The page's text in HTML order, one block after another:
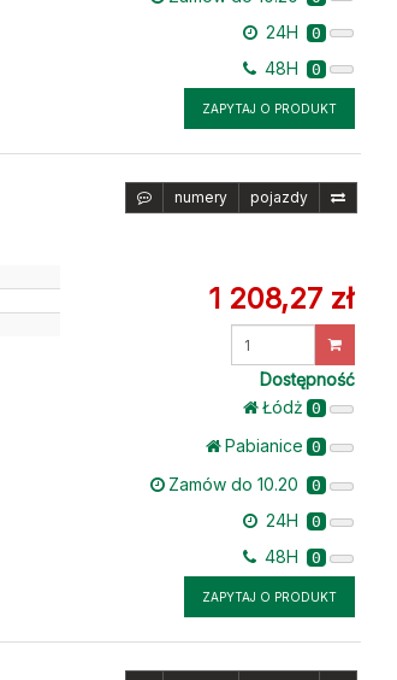
24H 0
48H 0
ZAPYTAJ O PRODUKT
numery pojazdy
1 208,27 zł
Dostępność
Łódż 0
Pabianice 0
Zamów do 10.20 0
24H 0
48H 0
ZAPYTAJ O PRODUKT